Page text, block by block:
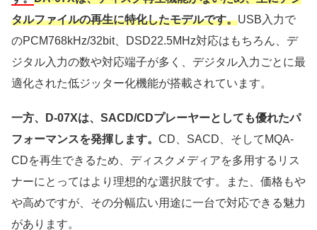
タルファイルの再生に特化したモデルです。USB入力で
のPCM768kHz/32bit、DSD22.5MHz対応はもちろん、デ
ジタル入力の数や対応端子が多く、デジタル入力ごとに最
適化された低ジッター化機能が搭載されています。
一方、D-07Xは、SACD/CDプレーヤーとしても優れたパ
フォーマンスを発揮します。 CD、SACD、そしてMQA-
CDを再生できるため、ディスクメディアを多用するリス
ナーにとってはより理想的な選択肢です。また、価格もや
や高めですが、その分幅広い用途に一台で対応できる魅力
があります。